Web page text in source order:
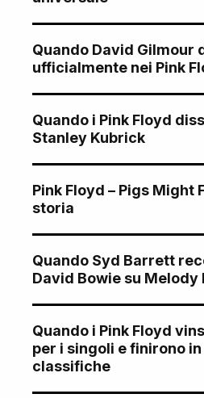
Quando David Gilmour
ufficialmente nei Pink
Quando i Pink Floyd
Stanley Kubrick
Pink Floyd – Pigs Might
storia
Quando Syd Barrett
David Bowie su Melody
Quando i Pink Floyd
per i singoli e finirono
classifiche